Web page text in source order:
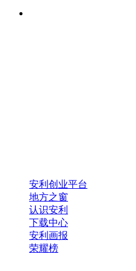
安利创业平台
地方之窗
认识安利
下载中心
安利画报
荣耀榜